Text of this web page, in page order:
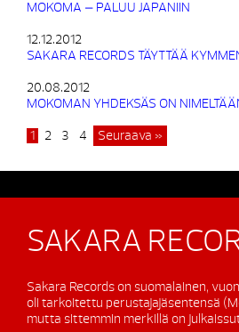
MOKOMA – PALUU JAPANIIN
12.12.2012
SAKARA RECORDS TÄYTTÄÄ
20.08.2012
MOKOMAN YHDEKSÄS ON
1 2 3 4 Seuraava »
SAKARA
Sakara Records on suomalainen,
oli tarkoitettu perustajajäsentensä
mutta sittemmin merkillä on